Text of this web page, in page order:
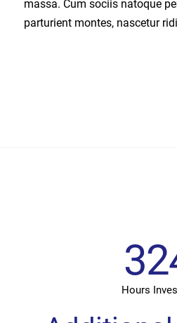
massa. Cum sociis natoque
parturient montes, nascetur
Hours